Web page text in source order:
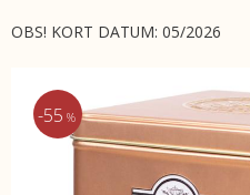
OBS! KORT DATUM: 05/2026
55 %